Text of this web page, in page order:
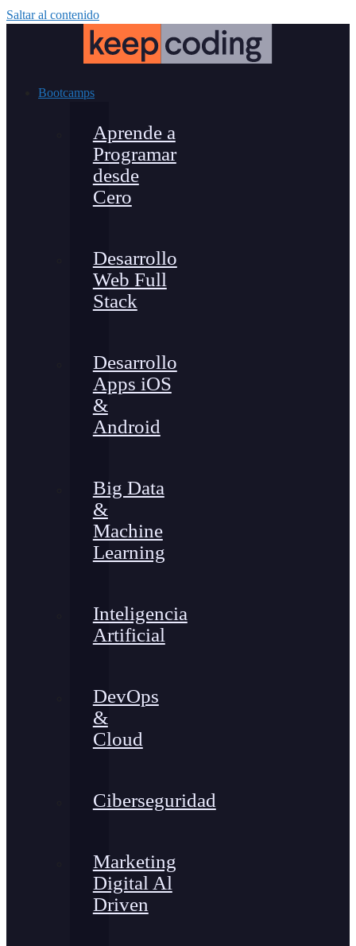
Saltar al contenido
Bootcamps
Aprende a
Programar
desde
Cero
Desarrollo
Web Full
Stack
Desarrollo
Apps iOS
&
Android
Big Data
&
Machine
Learning
Inteligencia
Artificial
DevOps
&
Cloud
Ciberseguridad
Marketing
Digital Al
Driven